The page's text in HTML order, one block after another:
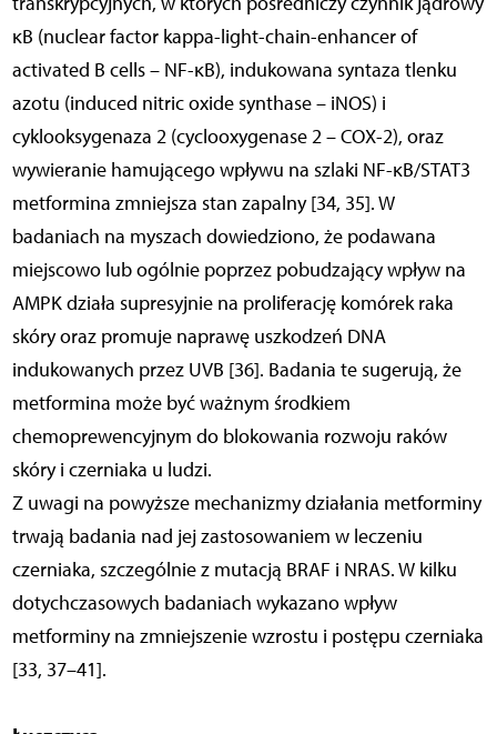
κB (nuclear factor kappa-light-chain-enhancer of
activated B cells – NF-κB), indukowana syntaza tlenku
azotu (induced nitric oxide synthase – iNOS) i
cyklooksygenaza 2 (cyclooxygenase 2 – COX-2), oraz
wywieranie hamującego wpływu na szlaki NF-κB/STAT3
metformina zmniejsza stan zapalny [34, 35]. W
badaniach na myszach dowiedziono, że podawana
miejscowo lub ogólnie poprzez pobudzający wpływ na
AMPK działa supresyjnie na proliferację komórek raka
skóry oraz promuje naprawę uszkodzeń DNA
indukowanych przez UVB [36]. Badania te sugerują, że
metformina może być ważnym środkiem
chemoprewencyjnym do blokowania rozwoju raków
skóry i czerniaka u ludzi.
Z uwagi na powyższe mechanizmy działania metforminy
trwają badania nad jej zastosowaniem w leczeniu
czerniaka, szczególnie z mutacją BRAF i NRAS. W kilku
dotychczasowych badaniach wykazano wpływ
metforminy na zmniejszenie wzrostu i postępu czerniaka
[33, 37–41].